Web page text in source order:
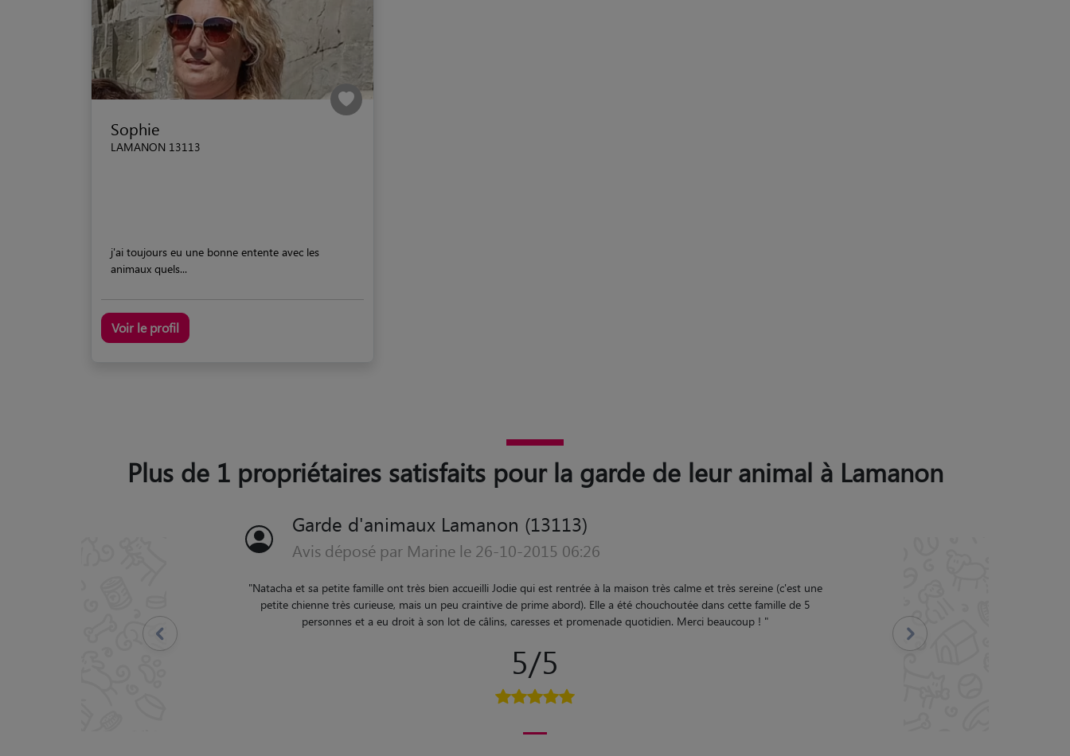
Sophie
LAMANON 13113
j'ai toujours eu une bonne entente avec les
animaux quels...
Voir le profil
Plus de 1 propriétaires satisfaits pour la garde de leur animal à Lamanon
Garde d'animaux Lamanon (13113)
Avis déposé par Marine le 26-10-2015 06:26
"Natacha et sa petite famille ont très bien accueilli Jodie qui est rentrée à la maison très calme et très sereine (c'est une
petite chienne très curieuse, mais un peu craintive de prime abord). Elle a été chouchoutée dans cette famille de 5
personnes et a eu droit à son lot de câlins, caresses et promenade quotidien. Merci beaucoup ! "
5/5